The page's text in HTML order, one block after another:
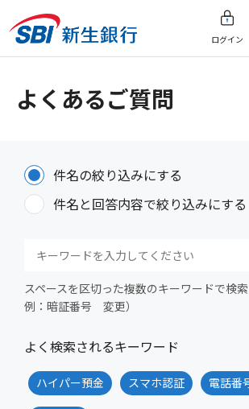
ログイン
よくあるご質問
件名の絞り込みにする
件名と回答内容で絞り込みにする
スペースを区切った複数のキーワードで検
例：暗証番号 変更）
よく検索されるキーワード
ハイパー預金 スマホ認証 電話番